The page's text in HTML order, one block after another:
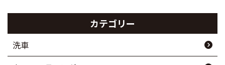
カテゴリー
洗車